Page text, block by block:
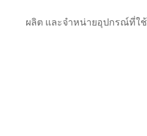
ผลิต และจำหน่ายอุปกรณ์ที่ใ